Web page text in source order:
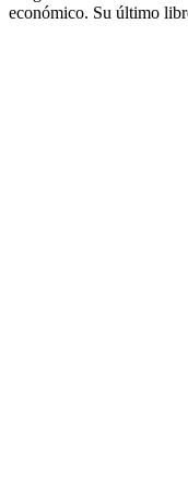
económico. Su último